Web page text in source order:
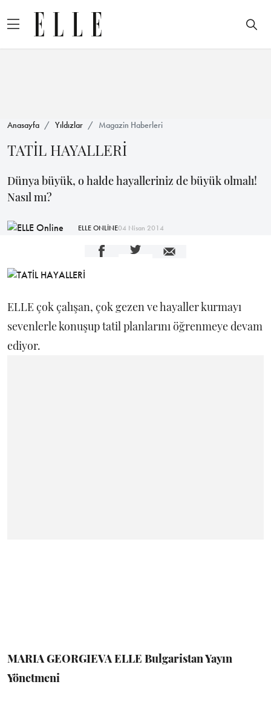
Anasayfa Yıldızlar Magazin Haberleri
TATİL HAYALLERİ
Dünya büyük, o halde hayalleriniz de büyük olmalı!
Nasıl mı?
ELLE ONLİNE04 Nisan 2014
ELLE çok çalışan, çok gezen ve hayaller kurmayı
sevenlerle konuşup tatil planlarını öğrenmeye devam
ediyor.
MARIA GEORGIEVA ELLE Bulgaristan Yayın
Yönetmeni